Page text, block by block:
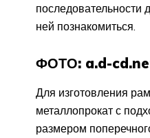
последовательности
ней познакомиться.
ФОТО: a.d-
Для изготовления
металлопрокат с
размером